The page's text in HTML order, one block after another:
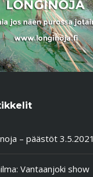
– päästöt 3.5.2021
Vantaanjoki show